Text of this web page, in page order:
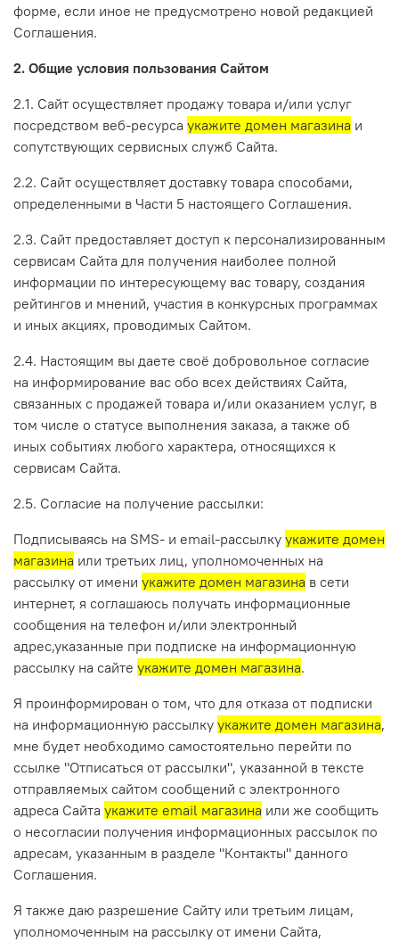
форме, если иное не предусмотрено новой редакцией
Соглашения.
2. Общие условия пользования Сайтом
2.1. Сайт осуществляет продажу товара и/или услуг
посредством веб-ресурса укажите домен магазина и
сопутствующих сервисных служб Сайта.
2.2. Сайт осуществляет доставку товара способами,
определенными в Части 5 настоящего Соглашения.
2.3. Сайт предоставляет доступ к персонализированным
сервисам Сайта для получения наиболее полной
информации по интересующему вас товару, создания
рейтингов и мнений, участия в конкурсных программах
и иных акциях, проводимых Сайтом.
2.4. Настоящим вы даете своё добровольное согласие
на информирование вас обо всех действиях Сайта,
связанных с продажей товара и/или оказанием услуг, в
том числе о статусе выполнения заказа, а также об
иных событиях любого характера, относящихся к
сервисам Сайта.
2.5. Согласие на получение рассылки:
Подписываясь на SMS- и email-рассылку укажите домен
магазина или третьих лиц, уполномоченных на
рассылку от имени укажите домен магазина в сети
интернет, я соглашаюсь получать информационные
сообщения на телефон и/или электронный
адрес,указанные при подписке на информационную
рассылку на сайте укажите домен магазина.
Я проинформирован о том, что для отказа от подписки
на информационную рассылку укажите домен магазина,
мне будет необходимо самостоятельно перейти по
ссылке "Отписаться от рассылки", указанной в тексте
отправляемых сайтом сообщений с электронного
адреса Сайта укажите email магазина или же сообщить
о несогласии получения информационных рассылок по
адресам, указанным в разделе "Контакты" данного
Соглашения.
Я также даю разрешение Сайту или третьим лицам,
уполномоченным на рассылку от имени Сайта,